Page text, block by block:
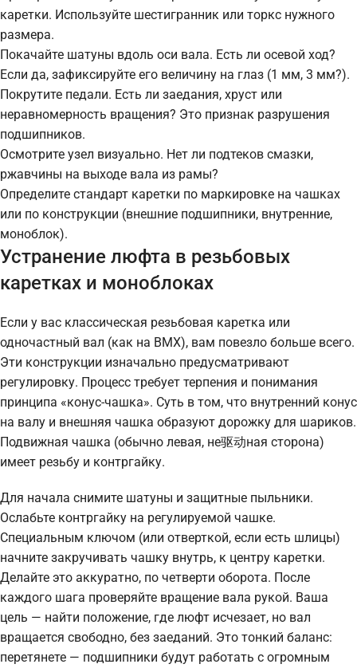
каретки. Используйте шестигранник или торкс нужного
размера.
Покачайте шатуны вдоль оси вала. Есть ли осевой ход?
Если да, зафиксируйте его величину на глаз (1 мм, 3 мм?).
Покрутите педали. Есть ли заедания, хруст или
неравномерность вращения? Это признак разрушения
подшипников.
Осмотрите узел визуально. Нет ли подтеков смазки,
ржавчины на выходе вала из рамы?
Определите стандарт каретки по маркировке на чашках
или по конструкции (внешние подшипники, внутренние,
моноблок).
Устранение люфта в резьбовых
каретках и моноблоках
Если у вас классическая резьбовая каретка или
одночастный вал (как на BMX), вам повезло больше всего.
Эти конструкции изначально предусматривают
регулировку. Процесс требует терпения и понимания
принципа «конус-чашка». Суть в том, что внутренний конус
на валу и внешняя чашка образуют дорожку для шариков.
Подвижная чашка (обычно левая, не驱动ная сторона)
имеет резьбу и контргайку.
Для начала снимите шатуны и защитные пыльники.
Ослабьте контргайку на регулируемой чашке.
Специальным ключом (или отверткой, если есть шлицы)
начните закручивать чашку внутрь, к центру каретки.
Делайте это аккуратно, по четверти оборота. После
каждого шага проверяйте вращение вала рукой. Ваша
цель — найти положение, где люфт исчезает, но вал
вращается свободно, без заеданий. Это тонкий баланс:
перетянете — подшипники будут работать с огромным